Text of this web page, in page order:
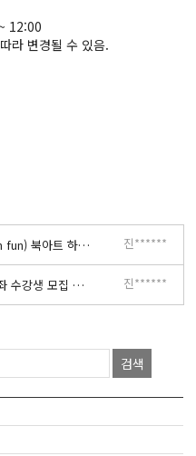
12:00
라 변경될 수 있음.
느린학습자 펀펀(fun fun) 북아트 하반기 수업 안내 진******
몰입하는 독서법 강좌 수강생 모집 안내 진******
검색